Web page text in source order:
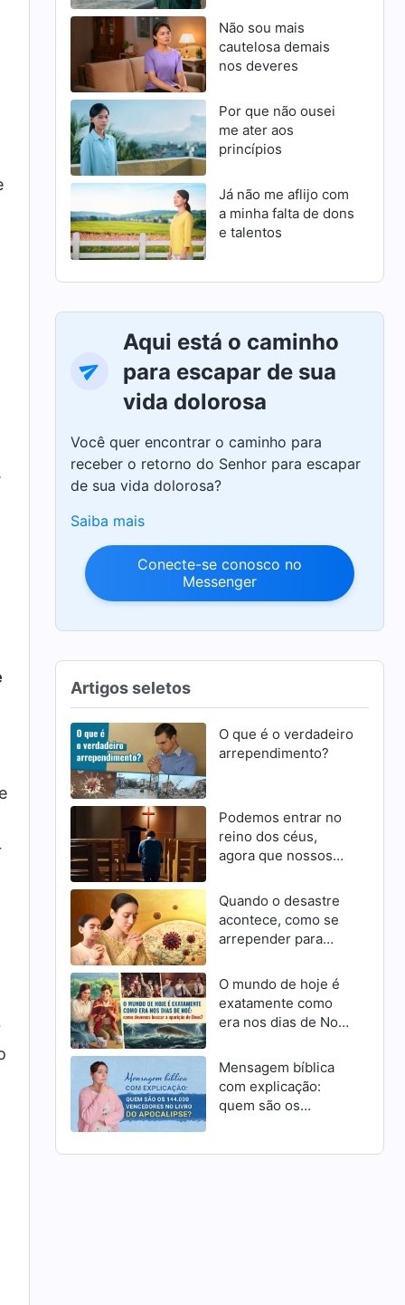
progredir
Não sou mais
cautelosa demais
nos deveres
Por que não ousei
me ater aos
princípios
Já não me aflijo com
a minha falta de dons
e talentos
Aqui está o caminho
para escapar de sua
vida dolorosa
Você quer encontrar o caminho para
receber o retorno do Senhor para escapar
de sua vida dolorosa?
Saiba mais
Conecte-se conosco no
Messenger
Artigos seletos
O que é o verdadeiro
arrependimento?
Podemos entrar no
reino dos céus,
agora que nossos
perdoados?
Quando o desastre
acontece, como se
arrepender para
misericórdia de
Deus como cristãos
O mundo de hoje é
exatamente como
era nos dias de Noé:
buscar a aparição de
Deus?
Mensagem bíblica
com explicação:
quem são os